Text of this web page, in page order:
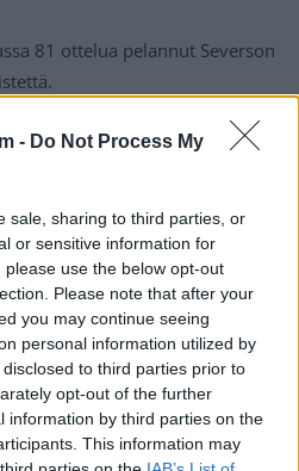
- Do Not Process My
sale, sharing to third parties, or
or sensitive information for
use the below opt-out
Please note that after your
you may continue seeing
personal information utilized by
to third parties prior to
opt-out of the further
information by third parties on the
This information may
81 ottelua pelannut Severson
ensi kaudella menestystä
Kaupat eivät välttämättä
Flyers-sentteri Kevin Hayesin